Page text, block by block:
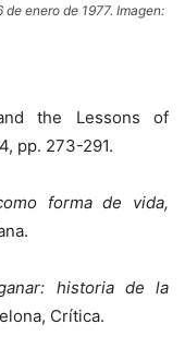
enero de 1977. Imagen:
the Lessons of
pp. 273-291.
forma de vida,
historia de la
Crítica.